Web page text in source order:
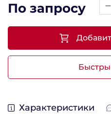
По запросу
Характеристики